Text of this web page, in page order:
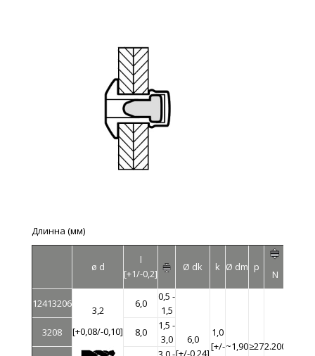
Длинна (мм)
ø d
l
[+1/-0,2]
Ø dk k Ø dm p
N
12413206
3,2
[+0,08/-0,10]
6,0
0,5 -
1,5
6,0
[+/-0,24]
1,0
[+/-~1,90≥272.200
3208 8,0
1,5 -
3,0